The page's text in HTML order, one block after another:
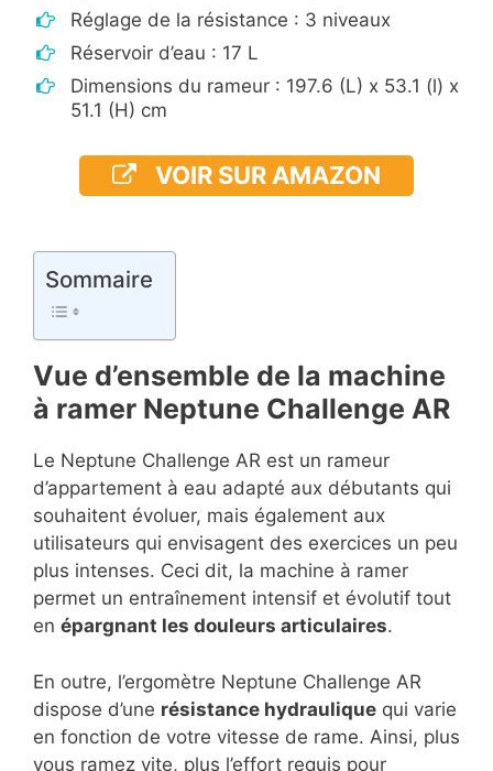
Réglage de la résistance : 3 niveaux
Réservoir d’eau : 17 L
Dimensions du rameur : 197.6 (L) x 53.1 (l) x
51.1 (H) cm
VOIR SUR AMAZON
Sommaire
Vue d’ensemble de la machine
à ramer Neptune Challenge AR
Le Neptune Challenge AR est un rameur
d’appartement à eau adapté aux débutants qui
souhaitent évoluer, mais également aux
utilisateurs qui envisagent des exercices un peu
plus intenses. Ceci dit, la machine à ramer
permet un entraînement intensif et évolutif tout
en épargnant les douleurs articulaires.
En outre, l’ergomètre Neptune Challenge AR
dispose d’une résistance hydraulique qui varie
en fonction de votre vitesse de rame. Ainsi, plus
vous ramez vite, plus l’effort requis pour